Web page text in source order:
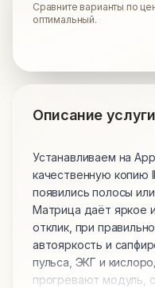
Сравните варианты по
оптимальный.
Описание услуги
Устанавливаем на
качественную копию
появились полосы
Матрица даёт яркое
отклик, при
автояркость и
пульса, ЭКГ и
прогревают модуль,